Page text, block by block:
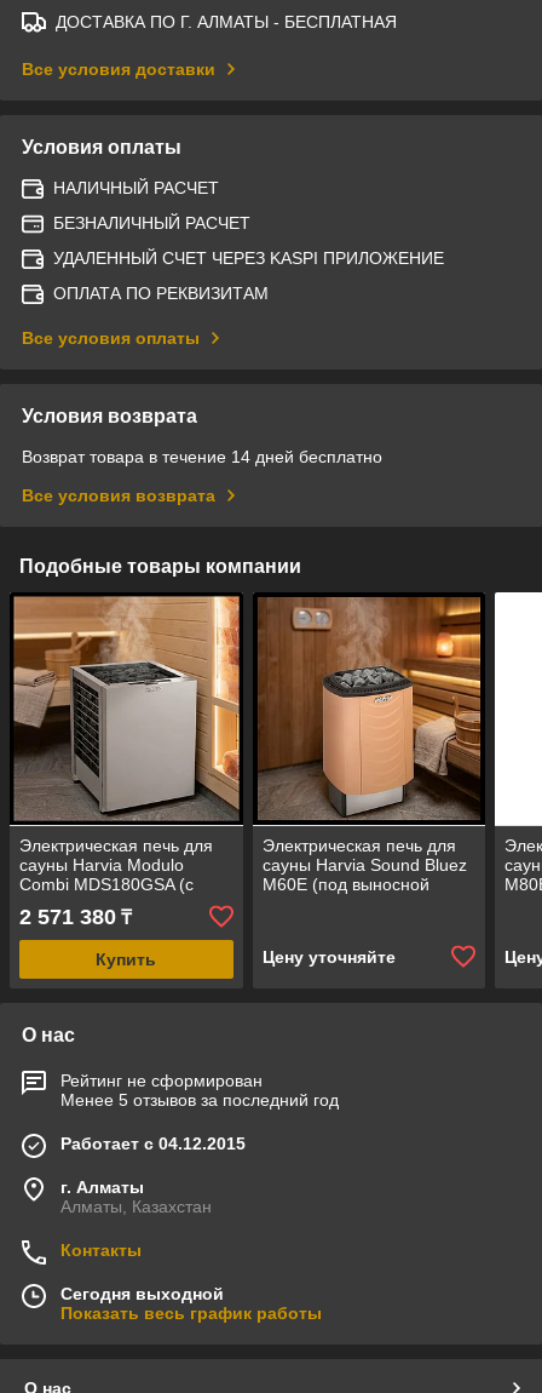
ДОСТАВКА ПО Г. АЛМАТЫ - БЕСПЛАТНАЯ
Все условия доставки
Условия оплаты
НАЛИЧНЫЙ РАСЧЕТ
БЕЗНАЛИЧНЫЙ РАСЧЕТ
УДАЛЕННЫЙ СЧЕТ ЧЕРЕЗ KASPI ПРИЛОЖЕНИЕ
ОПЛАТА ПО РЕКВИЗИТАМ
Все условия оплаты
Условия возврата
Возврат товара в течение 14 дней бесплатно
Все условия возврата
Подобные товары компании
Электрическая печь для
сауны Harvia Modulo
Combi MDS180GSA (с
парообразователем,под
выносной пульт
управления)
2 571 380 ₸
Купить
Электрическая печь для
сауны Harvia Sound Bluez
M60E (под выносной
Цену уточняйте
О нас
Рейтинг не сформирован
Менее 5 отзывов за последний год
Работает с 04.12.2015
г. Алматы
Алматы, Казахстан
Контакты
Сегодня выходной
Показать весь график работы
О нас